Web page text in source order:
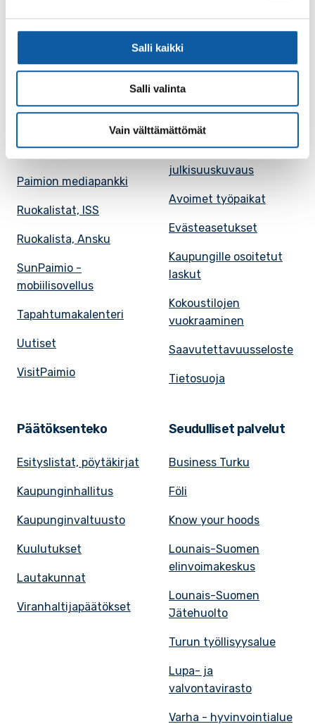
Salli kaikki
Salli valinta
Vain välttämättömät
Paimio-tieto
Kuntakortti
Paimion mediapankki
Ruokalistat, ISS
Ruokalista, Ansku
SunPaimio -
mobiilisovellus
Tapahtumakalenteri
Uutiset
VisitPaimio
Asiointi
Yhteystietohaku
Palvelupiste
Asiakirjojen
julkisuuskuvaus
Avoimet työpaikat
Evästeasetukset
Kaupungille osoitetut
laskut
Kokoustilojen
vuokraaminen
Saavutettavuusseloste
Tietosuoja
Päätöksenteko
Esityslistat, pöytäkirjat
Kaupunginhallitus
Kaupunginvaltuusto
Kuulutukset
Lautakunnat
Viranhaltijapäätökset
Seudulliset palvelut
Business Turku
Föli
Know your hoods
Lounais-Suomen
elinvoimakeskus
Lounais-Suomen
Jätehuolto
Turun työllisyysalue
Lupa- ja
valvontavirasto
Varha - hyvinvointialue